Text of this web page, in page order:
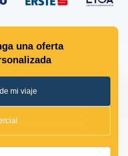
una oferta
mi viaje